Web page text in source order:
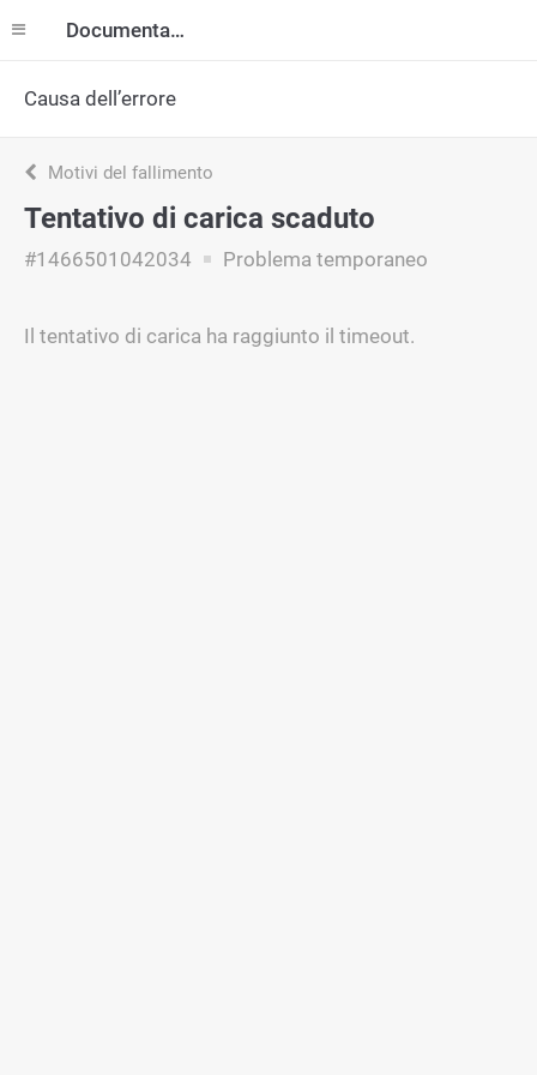
Documentazione
Causa dell’errore
Motivi del fallimento
Tentativo di carica scaduto
#1466501042034 Problema temporaneo
Il tentativo di carica ha raggiunto il timeout.